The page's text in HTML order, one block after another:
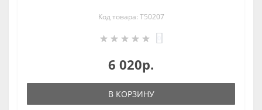
Код товара: T50207
6 020р.
В КОРЗИНУ